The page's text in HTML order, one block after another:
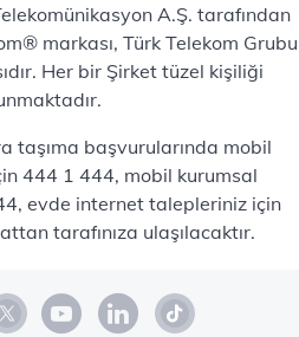
A.Ş. tarafından
markası, Türk Telekom Grubu
Her bir Şirket tüzel kişiliği
taşıma başvurularında mobil
444 1 444, mobil kurumsal
evde internet talepleriniz için
tarafınıza ulaşılacaktır.